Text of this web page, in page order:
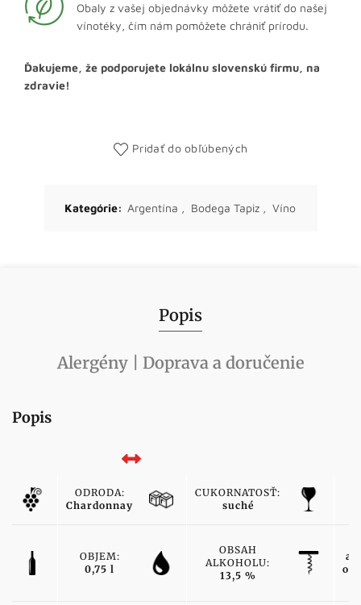
Obaly z vašej objednávky môžete vrátiť do našej
vínotéky, čím nám pomôžete chrániť prírodu.
Ďakujeme, že podporujete lokálnu slovenskú firmu, na
zdravie!
Pridať do obľúbených
Kategórie: Argentína , Bodega Tapiz , Víno
Popis
Alergény | Doprava a doručenie
Popis
ODRODA:
Chardonnay
CUKORNATOSŤ:
suché
OBJEM:
0,75 l
OBSAH
ALKOHOLU:
13,5 %